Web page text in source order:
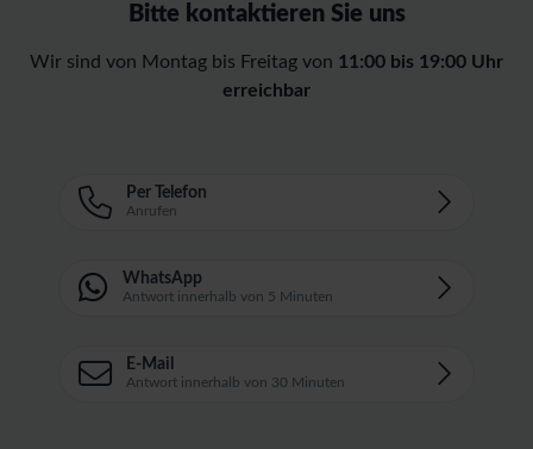
Bitte kontaktieren Sie uns
Wir sind von Montag bis Freitag von 11:00 bis 19:00 Uhr
erreichbar
Per Telefon
Anrufen
WhatsApp
Antwort innerhalb von 5 Minuten
E-Mail
Antwort innerhalb von 30 Minuten